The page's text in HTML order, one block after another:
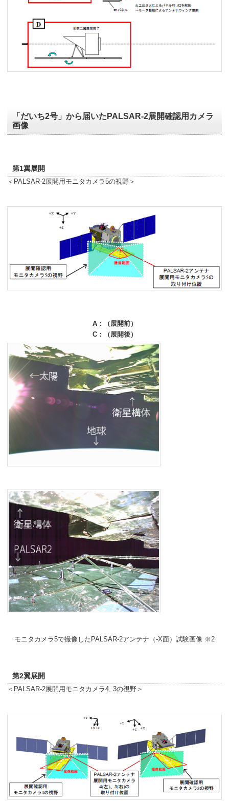
「だいち2号」から届いたPALSAR-2展開確認用カメラ
画像
第1翼展開
＜PALSAR-2展開用モニタカメラ5の視野＞
A：（展開前）
C：（展開後）
モニタカメラ5で撮像したPALSAR-2アンテナ（-X面）試験画像 ※2
第2翼展開
＜PALSAR-2展開用モニタカメラ4, 3の視野＞